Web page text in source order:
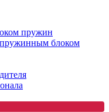
пружин
блоком